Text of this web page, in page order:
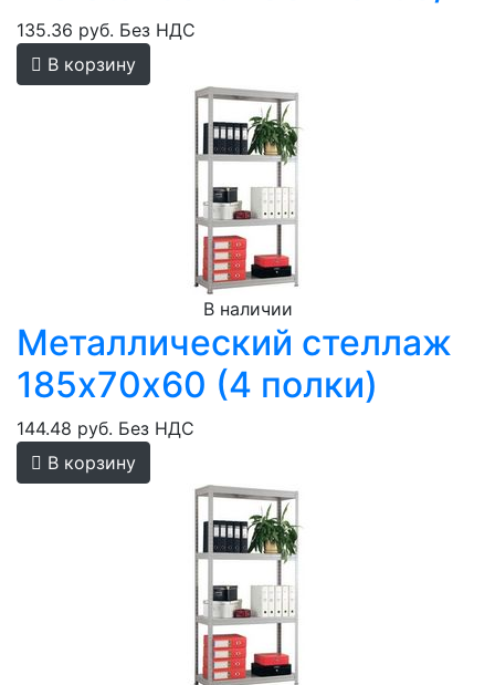
135.36 руб. Без НДС
В корзину
В наличии
Металлический стеллаж
185х70х60 (4 полки)
144.48 руб. Без НДС
В корзину